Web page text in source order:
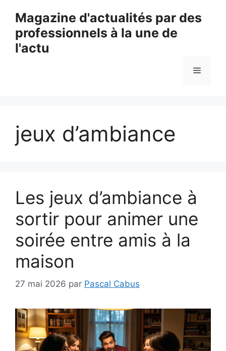
contenu
Magazine d'actualités par des
professionnels à la une de
l'actu
Menu
jeux d’ambiance
Les jeux d’ambiance à
sortir pour animer une
soirée entre amis à la
maison
27 mai 2026 par Pascal Cabus